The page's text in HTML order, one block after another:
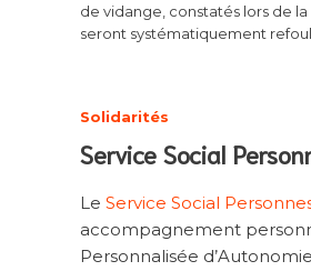
de vidange, constatés lors de
seront systématiquement
Solidarités
Service Social
Le Service Social
accompagnement
Personnalisée